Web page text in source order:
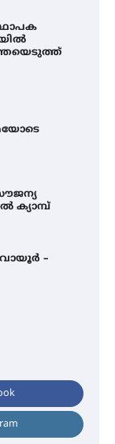
ക്യാമ്പ്
–
ക്യാമ്പ്